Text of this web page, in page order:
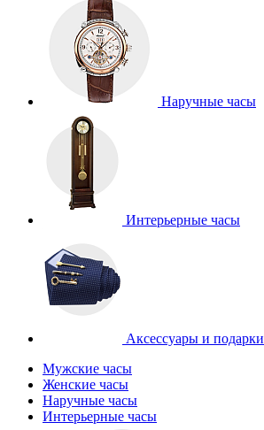
Наручные часы
Интерьерные часы
Аксессуары и подарки
Мужские часы
Женские часы
Наручные часы
Интерьерные часы